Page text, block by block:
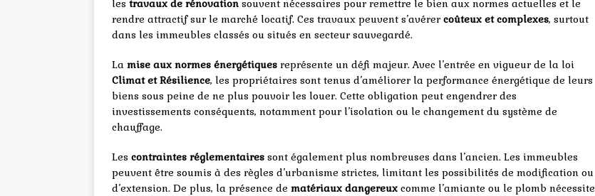
les travaux de rénovation souvent nécessaires pour remettre le bien aux normes actuelles et le
rendre attractif sur le marché locatif. Ces travaux peuvent s’avérercoûteux et complexes, surtout
dans les immeubles classés ou situés en secteur sauvegardé.
La mise aux normes énergétiques représente un défi majeur. Avec l’entrée en vigueur de la loi
Climat et Résilience, les propriétaires sont tenus d’améliorer la performance énergétique de leurs
biens sous peine de ne plus pouvoir les louer. Cette obligation peut engendrer des
investissements conséquents, notamment pour l’isolation ou le changement du système de
chauffage.
Les contraintes réglementaires sont également plus nombreuses dans l’ancien. Les immeubles
peuvent être soumis à des règles d’urbanisme strictes, limitant les possibilités de modification ou
d’extension. De plus, la présence de matériaux dangereux comme l’amiante ou le plomb nécessite